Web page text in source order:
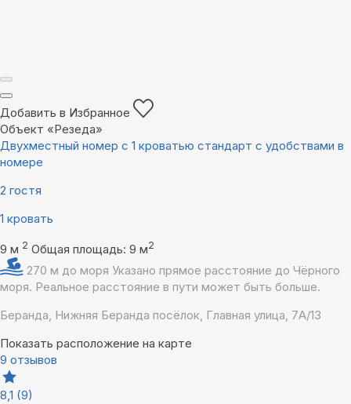
Добавить в Избранное
Объект «Резеда»
Двухместный номер с 1 кроватью стандарт с удобствами в
номере
2 гостя
1 кровать
9 м 2 Общая площадь: 9 м2
270 м до моря Указано прямое расстояние до Чёрного
моря. Реальное расстояние в пути может быть больше.
Беранда, Нижняя Беранда посёлок, Главная улица, 7А/13
Показать расположение на карте
9 отзывов
8,1 (9)